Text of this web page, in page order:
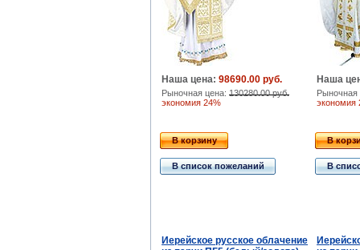
Наша цена: 98690.00 руб.
Рыночная цена: 130280.00 руб.
экономия 24%
Наша
экономия
В корзину
В список пожеланий
В
В
Иерейское русское облачение